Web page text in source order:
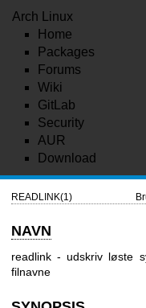
Arch Linux
Home
Packages
Forums
Wiki
GitLab
Security
AUR
Download
READLINK(1)
NAVN
readlink - udskriv løste
filnavne